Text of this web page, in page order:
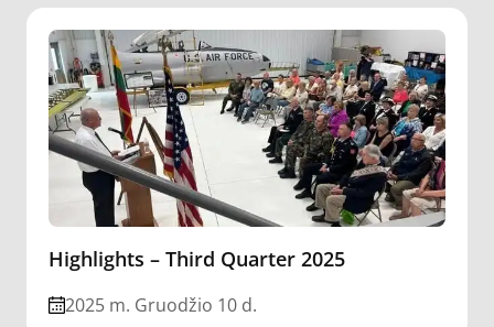
Highlights – Third Quarter 2025
2025 m. Gruodžio 10 d.